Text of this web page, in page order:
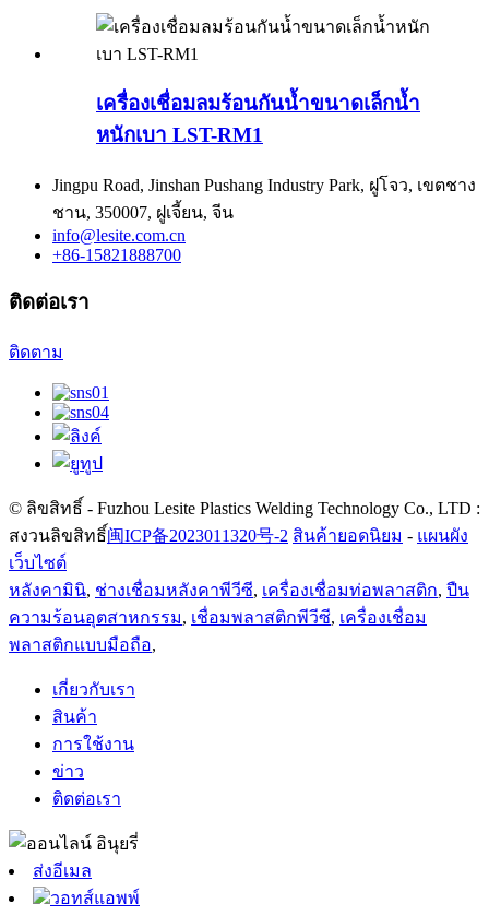
เครื่องเชื่อมลมร้อนกันน้ำขนาดเล็กน้ำ
หนักเบา LST-RM1
Jingpu Road, Jinshan Pushang Industry Park, ฝูโจว, เขตชาง
ชาน, 350007, ฝูเจี้ยน, จีน
info@lesite.com.cn
+86-15821888700
ติดต่อเรา
ติดตาม
© ลิขสิทธิ์ - Fuzhou Lesite Plastics Welding Technology Co., LTD :
สงวนลิขสิทธิ์闽ICP备2023011320号-2 สินค้ายอดนิยม - แผนผัง
เว็บไซต์
หลังคามินิ, ช่างเชื่อมหลังคาพีวีซี, เครื่องเชื่อมท่อพลาสติก, ปืน
ความร้อนอุตสาหกรรม, เชื่อมพลาสติกพีวีซี, เครื่องเชื่อม
พลาสติกแบบมือถือ,
เกี่ยวกับเรา
สินค้า
การใช้งาน
ข่าว
ติดต่อเรา
ส่งอีเมล
วอทส์แอพพ์